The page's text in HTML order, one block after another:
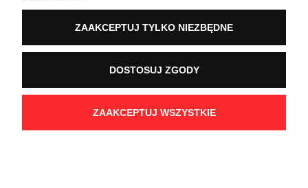
POKAŻ PEŁNĄ WERSJĘ STRONY
NASZE ODZNAKI
wyróżnienia są przyznawane przez
ZAAKCEPTUJ TYLKO NIEZBĘDNE
DOSTOSUJ ZGODY
ZAAKCEPTUJ WSZYSTKIE